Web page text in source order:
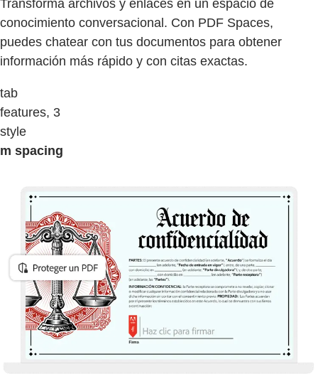
Transforma archivos y enlaces en un espacio de
conocimiento conversacional. Con PDF Spaces,
puedes chatear con tus documentos para obtener
información más rápido y con citas exactas.
tab
features, 3
style
m spacing